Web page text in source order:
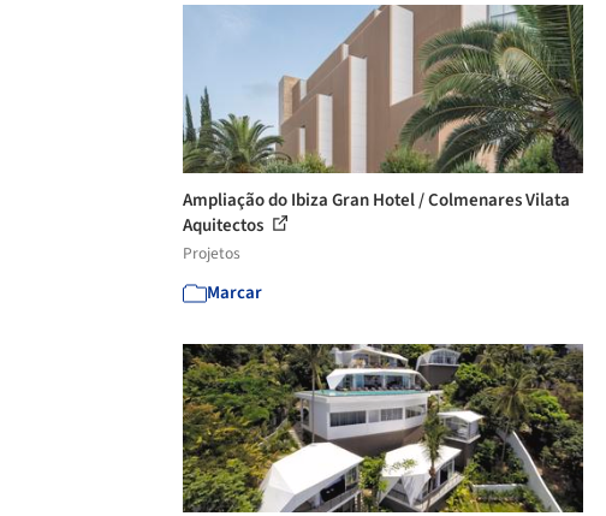
Ampliação do Ibiza Gran Hotel / Colmenares Vilata
Aquitectos
Projetos
Marcar